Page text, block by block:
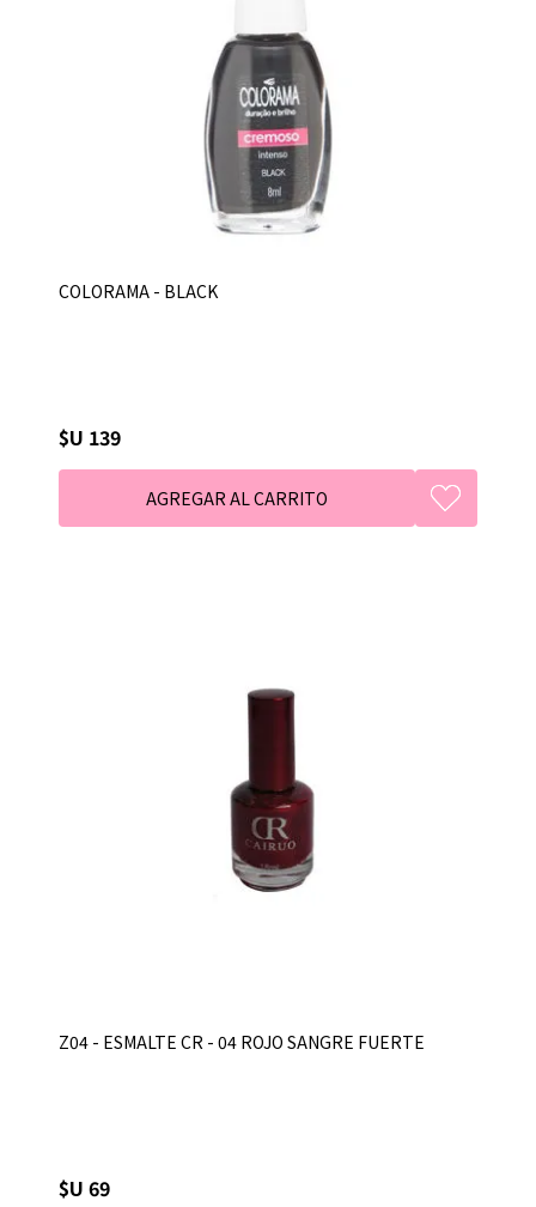
COLORAMA - BLACK
$U 139
Z04 - ESMALTE CR - 04 ROJO SANGRE FUERTE
$U 69